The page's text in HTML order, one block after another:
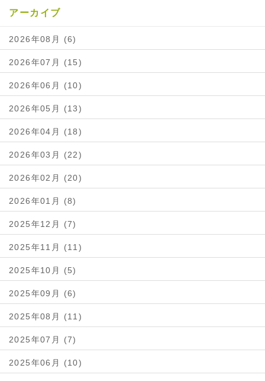
アーカイブ
2026年08月 (6)
2026年07月 (15)
2026年06月 (10)
2026年05月 (13)
2026年04月 (18)
2026年03月 (22)
2026年02月 (20)
2026年01月 (8)
2025年12月 (7)
2025年11月 (11)
2025年10月 (5)
2025年09月 (6)
2025年08月 (11)
2025年07月 (7)
2025年06月 (10)